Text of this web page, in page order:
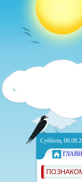
Суббота,